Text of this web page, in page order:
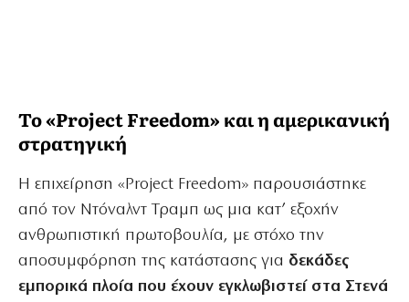
Το «Project Freedom» και η αμερικανική
στρατηγική
Η επιχείρηση «Project Freedom» παρουσιάστηκε
από τον Ντόναλντ Τραμπ ως μια κατ’ εξοχήν
ανθρωπιστική πρωτοβουλία, με στόχο την
αποσυμφόρηση της κατάστασης για δεκάδες
εμπορικά πλοία που έχουν εγκλωβιστεί στα Στενά